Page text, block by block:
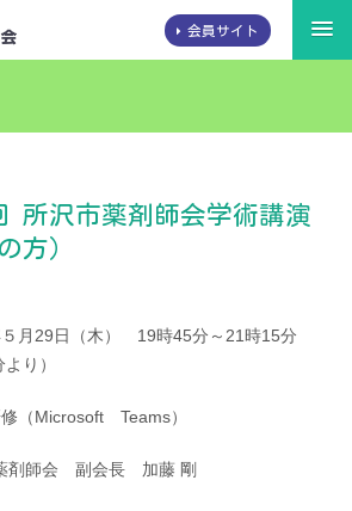
会員サイト
所沢市薬剤師会学術講演
方）
月29日（木） 19時45分～21時15分
り）
（Microsoft Teams）
師会 副会長 加藤 剛